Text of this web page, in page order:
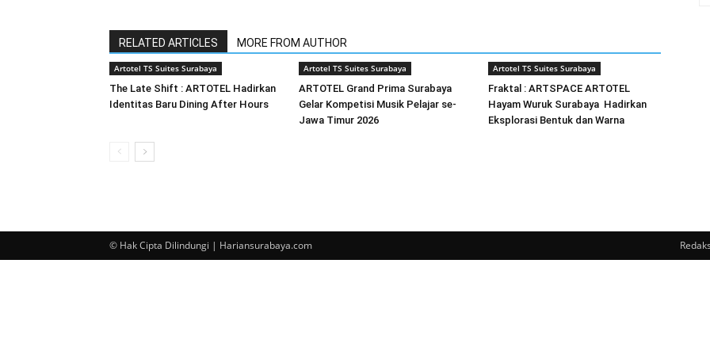
RELATED ARTICLES MORE FROM AUTHOR
Artotel TS Suites Surabaya
The Late Shift : ARTOTEL Hadirkan
Identitas Baru Dining After Hours
Artotel TS Suites Surabaya
ARTOTEL Grand Prima Surabaya
Gelar Kompetisi Musik Pelajar se-
Jawa Timur 2026
Artotel TS Suites Surabaya
Fraktal : ARTSPACE ARTOTEL
Hayam Wuruk Surabaya Hadirkan
Eksplorasi Bentuk dan Warna
© Hak Cipta Dilindungi | Hariansurabaya.com